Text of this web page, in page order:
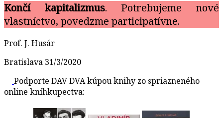
Končí kapitalizmus. Potrebujeme nové
vlastníctvo, povedzme participatívne.
Prof. J. Husár
Bratislava 31/3/2020
Podporte DAV DVA kúpou knihy zo spriazneného
online kníhkupectva: